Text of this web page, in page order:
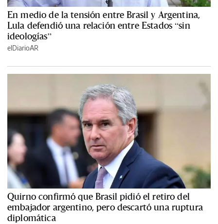
En medio de la tensión entre Brasil y Argentina,
Lula defendió una relación entre Estados “sin
ideologías”
elDiarioAR
Quirno confirmó que Brasil pidió el retiro del
embajador argentino, pero descartó una ruptura
diplomática